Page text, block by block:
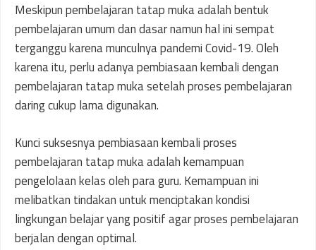
Meskipun pembelajaran tatap muka adalah bentuk
pembelajaran umum dan dasar namun hal ini sempat
terganggu karena munculnya pandemi Covid-19. Oleh
karena itu, perlu adanya pembiasaan kembali dengan
pembelajaran tatap muka setelah proses pembelajaran
daring cukup lama digunakan.
Kunci suksesnya pembiasaan kembali proses
pembelajaran tatap muka adalah kemampuan
pengelolaan kelas oleh para guru. Kemampuan ini
melibatkan tindakan untuk menciptakan kondisi
lingkungan belajar yang positif agar proses pembelajaran
berjalan dengan optimal.